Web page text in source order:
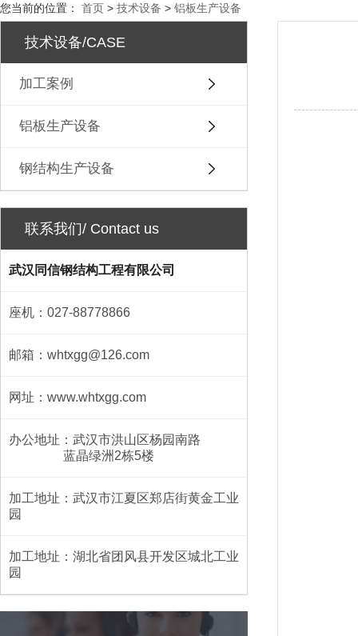
您当前的位置： 首页 > 技术设备 > 铝板生产设备
技术设备/CASE
加工案例
铝板生产设备
钢结构生产设备
联系我们/ Contact us
武汉同信钢结构工程有限公司
座机：027-88778866
邮箱：whtxgg@126.com
网址：www.whtxgg.com
办公地址：武汉市洪山区杨园南路
蓝晶绿洲2栋5楼
加工地址：武汉市江夏区郑店街黄金工业
园
加工地址：湖北省团风县开发区城北工业
园